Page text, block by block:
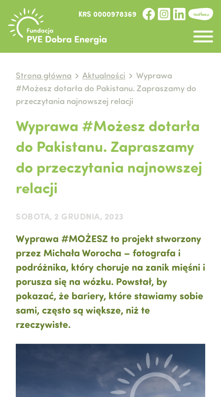
KRS 0000978369
Strona główna Aktualności
Wyprawa
#Możesz dotarła do Pakistanu. Zapraszamy do
przeczytania najnowszej relacji
Wyprawa #Możesz dotarła
do Pakistanu. Zapraszamy
do przeczytania najnowszej
relacji
SOBOTA, 2 GRUDNIA, 2023
Wyprawa #MOŻESZ to projekt stworzony
przez Michała Worocha – fotografa i
podróżnika, który choruje na zanik mięśni i
porusza się na wózku. Powstał, by
pokazać, że bariery, które stawiamy sobie
sami, często są większe, niż te
rzeczywiste.